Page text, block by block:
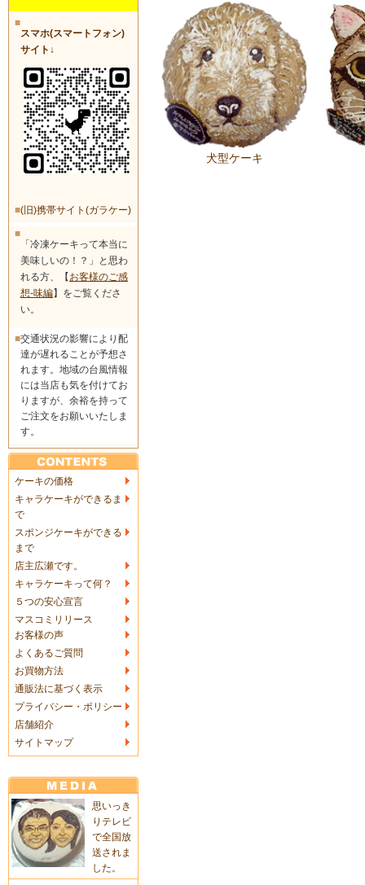
■
スマホ(スマートフォン)
サイト↓
■(旧)携帯サイト(ガラケー)
■
「冷凍ケーキって本当に
美味しいの！？」と思わ
れる方、【 お客様のご感
想-味編】をご覧くださ
い。
■交通状況の影響により配
達が遅れることが予想さ
れます。地域の台風情報
には当店も気を付けてお
りますが、余裕を持って
ご注文をお願いいたしま
す。
ケーキの価格
キャラケーキができるま
で
スポンジケーキができる
まで
店主広瀬です。
キャラケーキって何？
５つの安心宣言
マスコミリリース
お客様の声
よくあるご質問
お買物方法
通販法に基づく表示
プライバシー・ポリシー
店舗紹介
サイトマップ
思いっき
りテレビ
で全国放
送されま
した。
犬型ケーキ